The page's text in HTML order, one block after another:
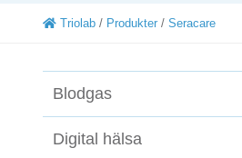
Triolab / Produkter / Seracare
Blodgas
Digital hälsa